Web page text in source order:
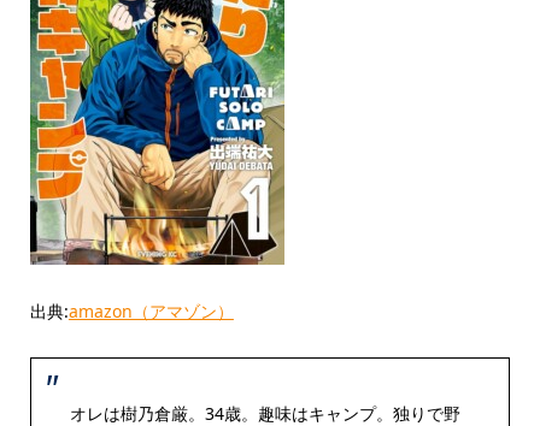
出典:amazon（アマゾン）
オレは樹乃倉厳。34歳。趣味はキャンプ。独りで野